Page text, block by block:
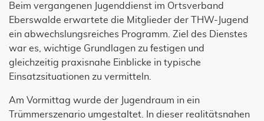
Beim vergangenen Jugenddienst im Ortsverband
Eberswalde erwartete die Mitglieder der THW-Jugend
ein abwechslungsreiches Programm. Ziel des Dienstes
war es, wichtige Grundlagen zu festigen und
gleichzeitig praxisnahe Einblicke in typische
Einsatzsituationen zu vermitteln.
Am Vormittag wurde der Jugendraum in ein
Trümmerszenario umgestaltet. In dieser realitätsnahen